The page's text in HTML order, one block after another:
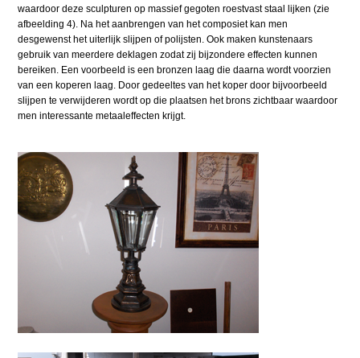
waardoor deze sculpturen op massief gegoten roestvast staal lijken (zie
afbeelding 4). Na het aanbrengen van het composiet kan men
desgewenst het uiterlijk slijpen of polijsten. Ook maken kunstenaars
gebruik van meerdere deklagen zodat zij bijzondere effecten kunnen
bereiken. Een voorbeeld is een bronzen laag die daarna wordt voorzien
van een koperen laag. Door gedeeltes van het koper door bijvoorbeeld
slijpen te verwijderen wordt op die plaatsen het brons zichtbaar waardoor
men interessante metaaleffecten krijgt.